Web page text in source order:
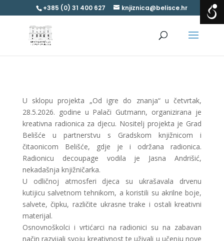
+385 (0) 31 400 627 knjiznica@belisce.hr
U sklopu projekta „Od igre do znanja“ u četvrtak,
28.5.2026. godine u Palači Gutmann, organizirana je
kreativna radionica za djecu. Nositelj projekta je Grad
Belišće u partnerstvu s Gradskom knjižnicom i
čitaonicom Belišće, gdje je i održana radionica.
Radionicu decoupage vodila je Jasna Andrišić,
nekadašnja knjižničarka.
U odličnoj atmosferi djeca su ukrašavala drvenu
kutijicu salvetnom tehnikom, a koristili su akrilne boje,
salvete, čipku, različite ukrasne trake i ostali kreativni
materijal.
Osnovnoškolci i vrtićarci na radionici su na zabavan
način razvijali svoju kreativnost te uživali u učenju nove